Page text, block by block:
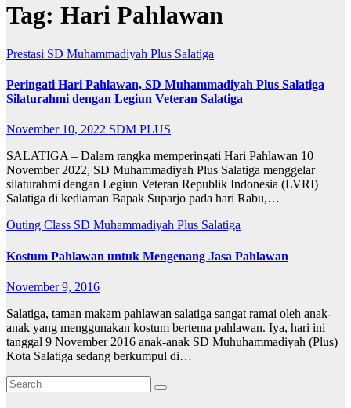
Tag: Hari Pahlawan
Prestasi SD Muhammadiyah Plus Salatiga
Peringati Hari Pahlawan, SD Muhammadiyah Plus Salatiga
Silaturahmi dengan Legiun Veteran Salatiga
November 10, 2022 SDM PLUS
SALATIGA – Dalam rangka memperingati Hari Pahlawan 10
November 2022, SD Muhammadiyah Plus Salatiga menggelar
silaturahmi dengan Legiun Veteran Republik Indonesia (LVRI)
Salatiga di kediaman Bapak Suparjo pada hari Rabu,…
Outing Class SD Muhammadiyah Plus Salatiga
Kostum Pahlawan untuk Mengenang Jasa Pahlawan
November 9, 2016
Salatiga, taman makam pahlawan salatiga sangat ramai oleh anak-
anak yang menggunakan kostum bertema pahlawan. Iya, hari ini
tanggal 9 November 2016 anak-anak SD Muhuhammadiyah (Plus)
Kota Salatiga sedang berkumpul di…